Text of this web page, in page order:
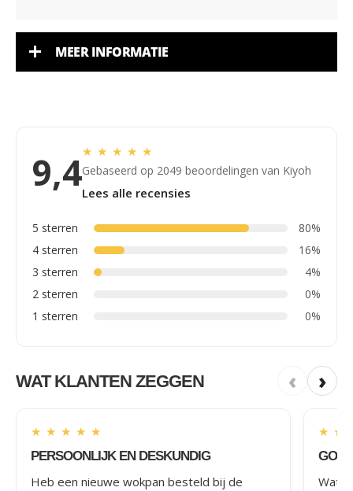
MEER INFORMATIE
9,4★ ★ ★ ★ ★
Gebaseerd op 2049 beoordelingen van Kiyoh
Lees alle recensies
5 sterren
80%
4 sterren
16%
3 sterren
4%
2 sterren
0%
1 sterren
0%
WAT KLANTEN ZEGGEN ‹ ›
★ ★ ★ ★ ★
PERSOONLIJK EN DESKUNDIG
Heb een nieuwe wokpan besteld bij de
★ ★
Wat